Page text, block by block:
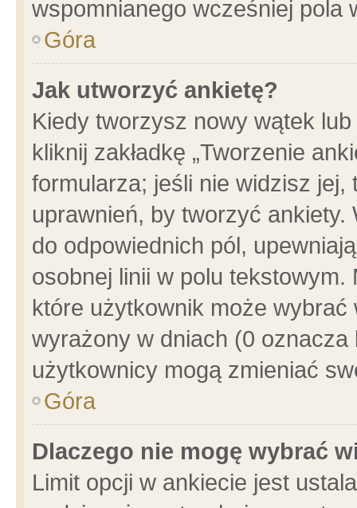
wspomnianego wcześniej pola
Góra
Jak utworzyć ankietę?
Kiedy tworzysz nowy wątek
kliknij zakładkę „Tworzenie
formularza; jeśli nie widzisz
uprawnień, by tworzyć ankiety.
do odpowiednich pól,
osobnej linii w polu
które użytkownik może
wyrażony w dniach (0
użytkownicy mogą zmieniać
Góra
Dlaczego nie mogę wybrać
Limit opcji w ankiecie jest